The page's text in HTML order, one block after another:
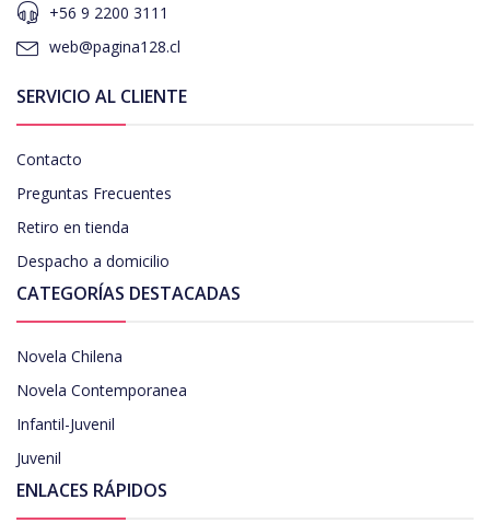
+56 9 2200 3111
web@pagina128.cl
SERVICIO AL CLIENTE
Contacto
Preguntas Frecuentes
Retiro en tienda
Despacho a domicilio
CATEGORÍAS DESTACADAS
Novela Chilena
Novela Contemporanea
Infantil-Juvenil
Juvenil
ENLACES RÁPIDOS